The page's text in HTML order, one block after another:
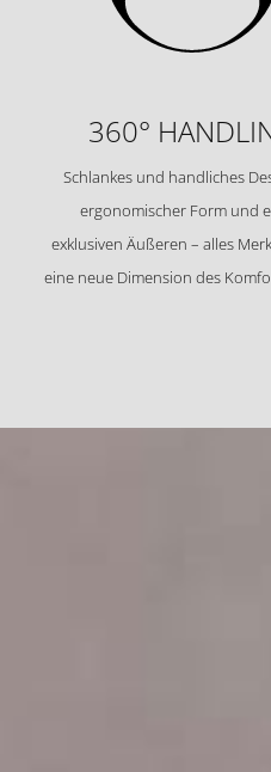
360°
Schlankes und handliches
ergonomischer Form und
exklusiven Äußeren – alles
eine neue Dimension des